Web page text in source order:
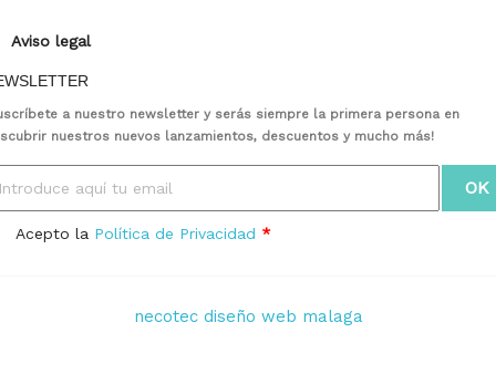
Aviso legal
a nuestro newsletter y serás siempre la primera persona en
nuestros nuevos lanzamientos, descuentos y mucho más!
Acepto la Política de Privacidad *
necotec diseño web malaga